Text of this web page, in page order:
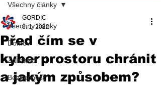
Všechny články
Domov
Zahraničí
Bezpečnost
Všechny články
Před čím se v
kyberprostoru chránit
a jakým způsobem?
GORDIC
6. 1. 2022